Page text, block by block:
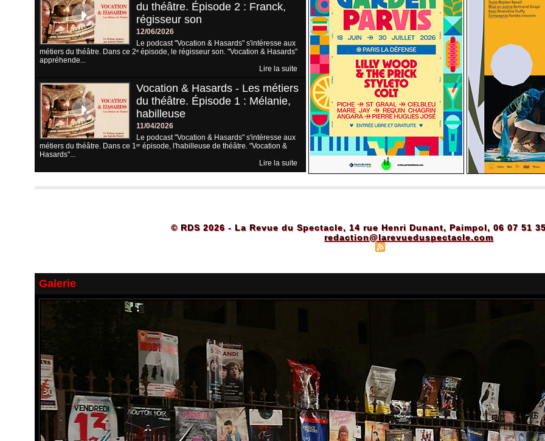
du théâtre. Épisode 2 : Franck,
régisseur son
12/06/2026
Le podcast "Vocation & Hasards" s'intéresse aux
métiers du théâtre. Dans ce 2ᵉ épisode, le régisseur son. "Vocation & Hasards"
appréhende...
Lire la suite
Vocation & Hasards - Les métiers
du théâtre. Épisode 1 : Mélanie,
habilleuse
11/04/2026
Le podcast "Vocation & Hasards" s'intéresse aux
métiers du théâtre. Dans ce 1ᵉʳ épisode, l'habilleuse de théâtre. "Vocation &
Hasards"...
Lire la suite
© RDS 2026 - La Revue du Spectacle, 14 rue Henri Dunant, Paimpol, 06 07 51
redaction@larevueduspectacle.com
Galerie